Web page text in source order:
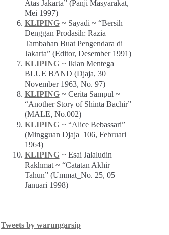
Atas Jakarta” (Panji Masyarakat,
Mei 1997)
KLIPING~ Sayadi ~ “Bersih
Denggan Prodasih: Razia
Tambahan Buat Pengendara di
Jakarta” (Editor, Desember 1991)
KLIPING~ Iklan Mentega
BLUE BAND (Djaja, 30
November 1963, No. 97)
KLIPING~ Cerita Sampul ~
“Another Story of Shinta Bachir”
(MALE, No.002)
KLIPING~ “Alice Bebassari”
(Mingguan Djaja_106, Februari
1964)
KLIPING~ Esai Jalaludin
Rakhmat ~ “Catatan Akhir
Tahun” (Ummat_No. 25, 05
Januari 1998)
Tweets by warungarsip